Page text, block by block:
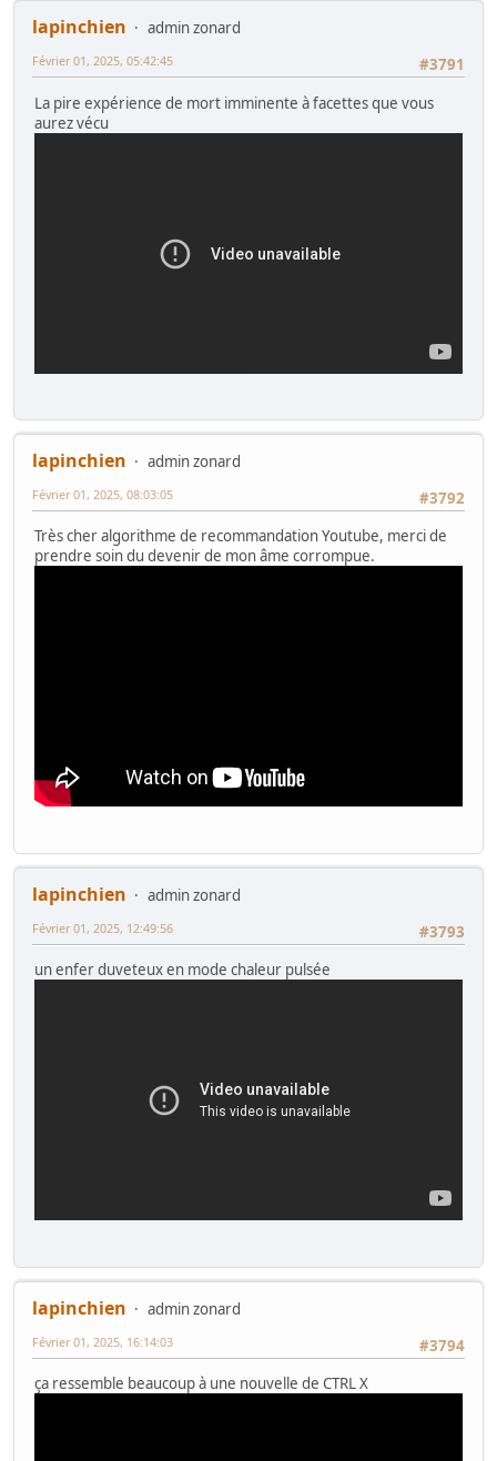
lapinchien
admin zonard
#3791
Février 01, 2025, 05:42:45
La pire expérience de mort imminente à facettes que vous
aurez vécu
lapinchien
admin zonard
#3792
Février 01, 2025, 08:03:05
Très cher algorithme de recommandation Youtube, merci de
prendre soin du devenir de mon âme corrompue.
lapinchien
admin zonard
#3793
Février 01, 2025, 12:49:56
un enfer duveteux en mode chaleur pulsée
lapinchien
admin zonard
#3794
Février 01, 2025, 16:14:03
ça ressemble beaucoup à une nouvelle de CTRL X